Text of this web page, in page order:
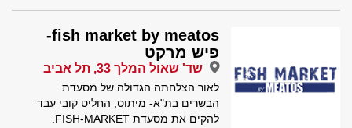
fish market by meatos-
פיש מרקט
שד' שאול המלך 33, תל אביב
לאור הצלחתה הגדולה של מסעדת
הבשרים בת"א- מיתוס, החליט קובי עבד
להקים את מסעדת FISH-MARKET.